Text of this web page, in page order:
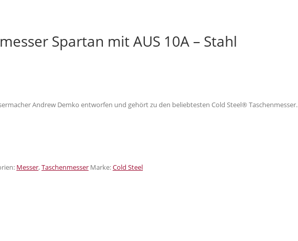
Spartan mit AUS 10A – Stahl
Andrew Demko entworfen und gehört zu den beliebtesten Cold Steel® Taschenmesser.
Messer,Taschenmesser Marke:Cold Steel